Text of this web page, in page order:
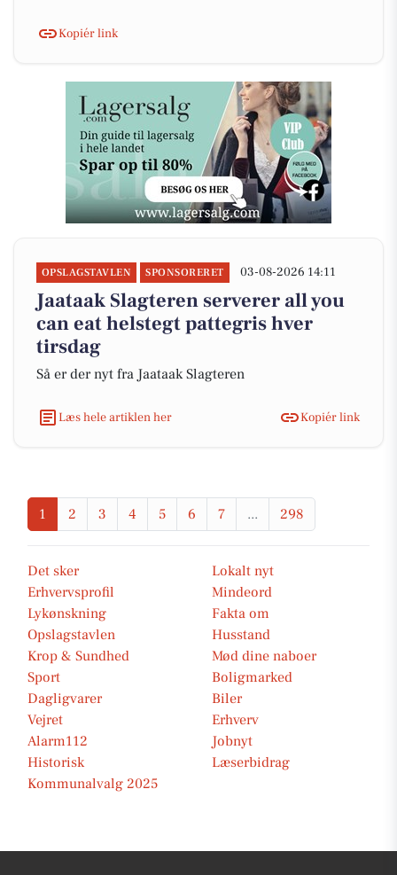
Kopiér link
OPSLAGSTAVLEN SPONSORERET 03-08-2026 14:11
Jaataak Slagteren serverer all you
can eat helstegt pattegris hver
tirsdag
Så er der nyt fra Jaataak Slagteren
Læs hele artiklen her Kopiér link
1 2 3 4 5 6 7 ... 298
Det sker
Lokalt nyt
Erhvervsprofil
Mindeord
Lykønskning
Fakta om
Opslagstavlen
Husstand
Krop & Sundhed
Mød dine naboer
Sport
Boligmarked
Dagligvarer
Biler
Vejret
Erhverv
Alarm112
Jobnyt
Historisk
Læserbidrag
Kommunalvalg 2025